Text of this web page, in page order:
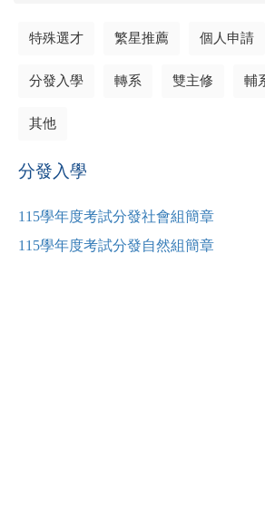
特殊選才 繁星推薦 個人申請
分發入學 轉系 雙主修 輔
其他
分發入學
115學年度考試分發社會組簡章
115學年度考試分發自然組簡章